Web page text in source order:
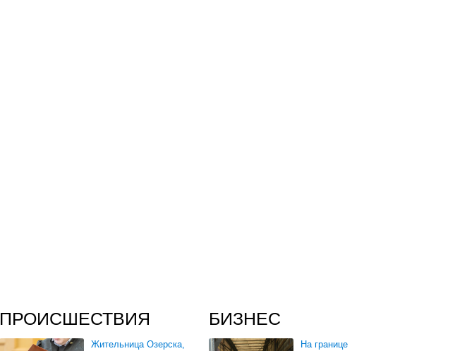
ПРОИСШЕСТВИЯ
Жительница Озерска,
БИЗНЕС
На границе